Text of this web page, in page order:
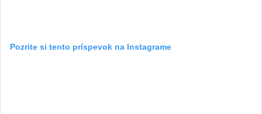
Pozrite si tento príspevok na Instagrame